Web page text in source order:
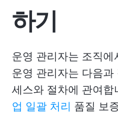
하기
운영 관리자는 조직
운영 관리자는 다음과
세스와 절차에 관여합
업 일괄 처리 품질 보